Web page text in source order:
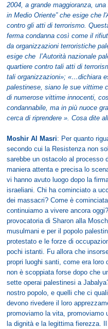
2004, a grande maggioranza,
in Medio Oriente” che esige che
contro gli atti di terrorismo.
ferma condanna così come il
da organizzazioni terroristiche
esige che l’Autorità nazionale
quartiere contro tali atti di
tali organizzazioni»; «…dichiara
palestinese, siano le sue vittime
di numerose vittime innocenti,
condannabile, ma in più nuoce
cerca di riprendere ». Cosa dite
Moshir Al Masri: Per quanto
secondo cui la Resistenza non
sarebbe un ostacolo al processo
maniera attenta e precisa lo
vi hanno avuto luogo dopo la
israeliani. Chi ha cominciato a
dei massacri? Come è cominciata
continuiamo a vivere ancora
provocatoria di Sharon alla
musulmani e per il popolo
protestato e le forze di
pochi istanti. Fu allora che
propri luoghi santi, come era
non è scoppiata forse dopo che
sette operai palestinesi a
nostro popolo, e quelli che ci
devono rivedere il loro
promoviamo la vita, promoviamo
la dignità e la legittima fierezza.